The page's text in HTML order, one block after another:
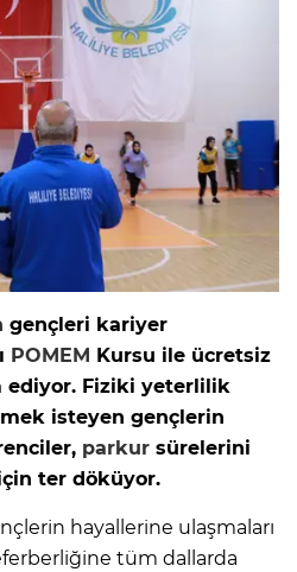
gençleri kariyer
POMEM Kursu ile ücretsiz
ediyor. Fiziki yeterlilik
isteyen gençlerin
parkur sürelerini
ter döküyor.
hayallerine ulaşmaları
tüm dallarda